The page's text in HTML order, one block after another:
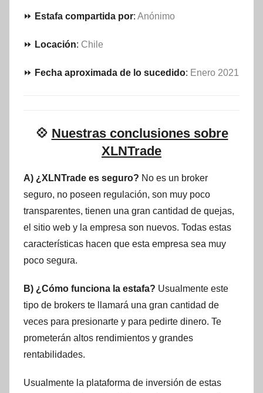
⏩ Estafa compartida por: Anónimo
⏩ Locación: Chile
⏩ Fecha aproximada de lo sucedido: Enero 2021
💠 Nuestras conclusiones sobre
XLNTrade
A) ¿XLNTrade es seguro? No es un broker
seguro, no poseen regulación, son muy poco
transparentes, tienen una gran cantidad de quejas,
el sitio web y la empresa son nuevos. Todas estas
características hacen que esta empresa sea muy
poco segura.
B) ¿Cómo funciona la estafa? Usualmente este
tipo de brokers te llamará una gran cantidad de
veces para presionarte y para pedirte dinero. Te
prometerán altos rendimientos y grandes
rentabilidades.
Usualmente la plataforma de inversión de estas